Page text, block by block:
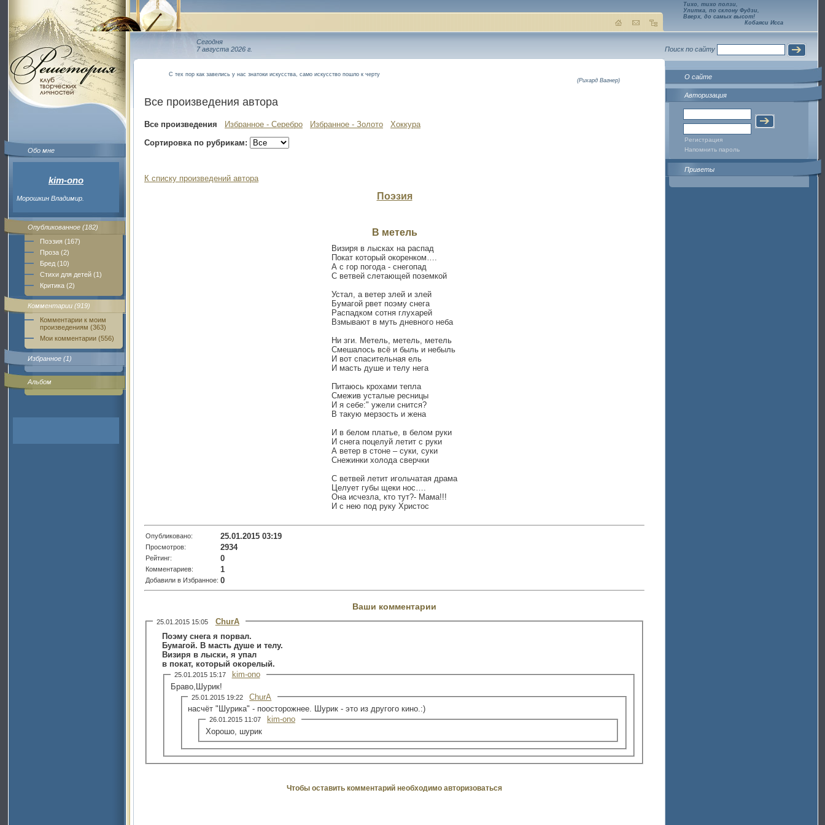
Обо мне
kim-ono
Морошкин Владимир.
Опубликованное (182)
Поэзия (167)
Проза (2)
Бред (10)
Стихи для детей (1)
Критика (2)
Комментарии (919)
Комментарии к моим
произведениям (363)
Мои комментарии (556)
Избранное (1)
Альбом
Сегодня
7 августа 2026 г.
С тех пор как завелись у нас знатоки искусства, само искусство пошло к черту
(Рихард Вагнер)
Все произведения автора
Все произведения Избранное - Серебро Избранное - Золото
Хоккура
Сортировка по рубрикам:
К списку произведений автора
Поэзия
В метель
Визиря в лысках на распад
Покат который окоренком….
А с гор погода - снегопад
С ветвей слетающей поземкой
Устал, а ветер злей и злей
Бумагой рвет поэму снега
Распадком сотня глухарей
Взмывают в муть дневного неба
Ни зги. Метель, метель, метель
Смешалось всё и быль и небыль
И вот спасительная ель
И масть душе и телу нега
Питаюсь крохами тепла
Смежив усталые ресницы
И я себе:" ужели снится?
В такую мерзость и жена
И в белом платье, в белом руки
И снега поцелуй летит с руки
А ветер в стоне – суки, суки
Снежинки холода сверчки
С ветвей летит игольчатая драма
Целует губы щеки нос….
Она исчезла, кто тут?- Мама!!!
И с нею под руку Христос
Опубликовано: 25.01.2015 03:19
Просмотров: 2934
Рейтинг: 0
Комментариев: 1
Добавили в Избранное: 0
Ваши комментарии
25.01.2015 15:05
ChurA
Поэму снега я порвал.
Бумагой. В масть душе и телу.
Визиря в лыски, я упал
в покат, который окорелый.
25.01.2015 15:17
kim-ono
Браво,Шурик!
25.01.2015 19:22
ChurA
насчёт "Шурика" - поосторожнее. Шурик - это из другого кино.:)
26.01.2015 11:07
kim-ono
Хорошо, шурик
Чтобы оставить комментарий необходимо авторизоваться
Тихо, тихо ползи,
Улитка, по склону Фудзи,
Вверх, до самых высот!
Кобаяси Исса
Поиск по сайту
О сайте
Авторизация
Регистрация
Напомнить пароль
Приветы